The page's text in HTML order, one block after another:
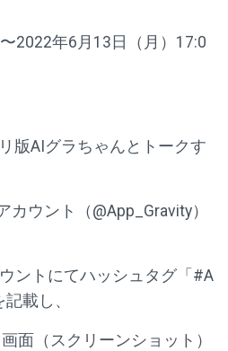
2022年6月13日（月）17:0
版AIグラちゃんとトークす
カウント（@App_Gravity）
ントにてハッシュタグ「#A
載し、
面（スクリーンショット）